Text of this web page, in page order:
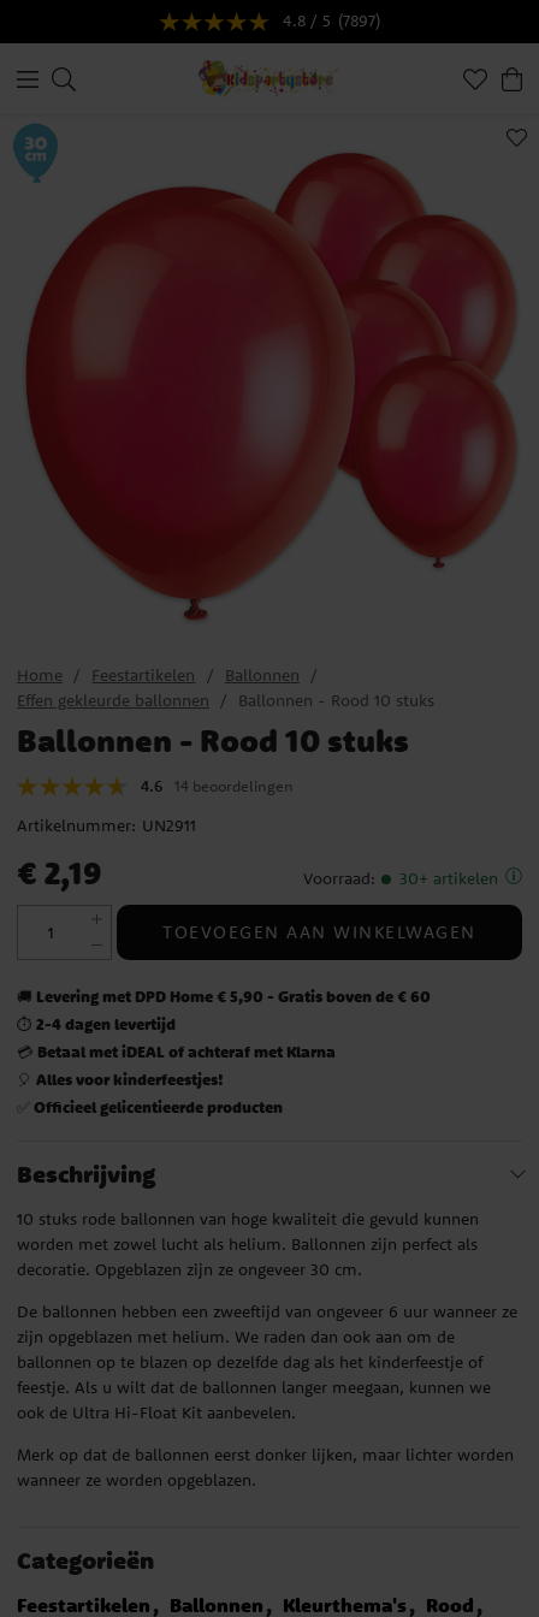
4.8 / 5 (7897)
Home Feestartikelen
Ballonnen
Effen gekleurde ballonnen
Ballonnen - Rood 10 stuks
Ballonnen - Rood 10 stuks
4.6 14 beoordelingen
Artikelnummer: UN2911
Prijs: € 2,19
€ 2,19 Voorraad: 30+ artikelen
TOEVOEGEN AAN WINKELWAGEN
🚚 Levering met DPD Home € 5,90 - Gratis boven de € 60
⏱️ 2-4 dagen levertijd
💳 Betaal met iDEAL of achteraf met Klarna
🎈 Alles voor kinderfeestjes!
✅ Officieel gelicentieerde producten
Beschrijving
10 stuks rode ballonnen van hoge kwaliteit die gevuld kunnen
worden met zowel lucht als helium. Ballonnen zijn perfect als
decoratie. Opgeblazen zijn ze ongeveer 30 cm.
De ballonnen hebben een zweeftijd van ongeveer 6 uur wanneer ze
zijn opgeblazen met helium. We raden dan ook aan om de
ballonnen op te blazen op dezelfde dag als het kinderfeestje of
feestje. Als u wilt dat de ballonnen langer meegaan, kunnen we
ook de Ultra Hi-Float Kit aanbevelen.
Merk op dat de ballonnen eerst donker lijken, maar lichter worden
wanneer ze worden opgeblazen.
Categorieën
Feestartikelen Ballonnen Kleurthema's
Rood